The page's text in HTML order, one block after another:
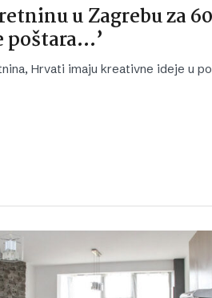
u Zagrebu za
poštara…’
Hrvati imaju kreativne ideje u